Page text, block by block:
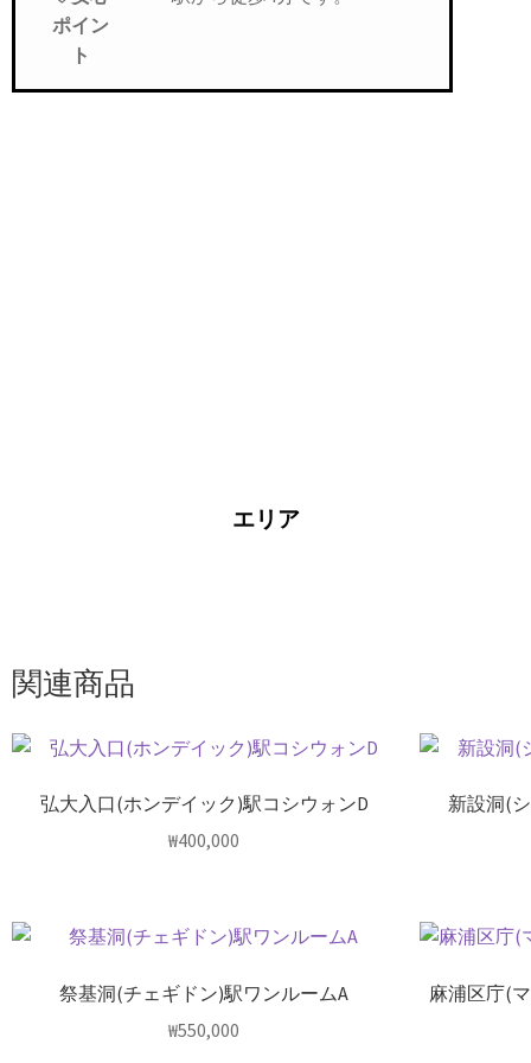
ポイン
ト
エリア
関連商品
弘大入口(ホンデイック)駅コシウォンD
₩400,000
新設洞(
祭基洞(チェギドン)駅ワンルームA
₩550,000
麻浦区庁(